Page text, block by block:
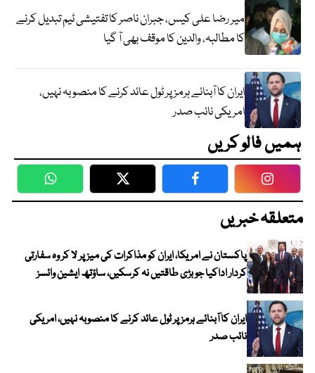
میر رضا علی کیس، جبران ناصر کا تفتیشی ٹیم تبدیل کرنے
کا مطالبہ، والدین کا موقف بھی آ گیا
ایران کا آبنائے ہرمز پر ٹول عائد کرنے کا منصوبہ نہیں،
امریکی نائب صدر
ہمیں فالو کریں
WhatsApp Twitter Facebook
متعلقہ خبریں
پاکستان نے امریکا، ایران کو مذاکرات کی میز پر لا کر وہ سفارتی
کردار اداکیا جو بڑی طاقتیں نہ کرسکیں، ساؤتھ ایشین وائسز
ایران کا آبنائے ہرمز پر ٹول عائد کرنے کا منصوبہ نہیں، امریکی
نائب صدر